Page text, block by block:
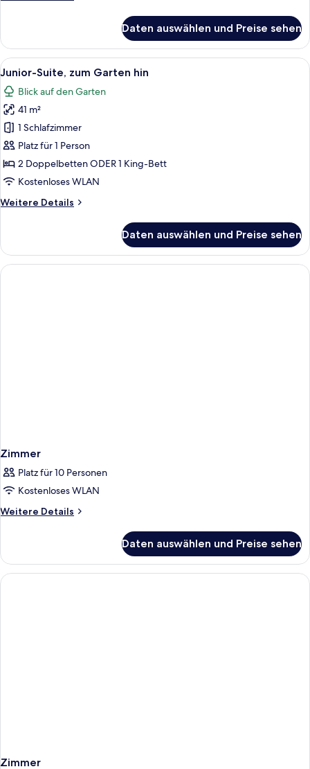
Suite,
zum
Garten
hin
Daten auswählen und Preise sehen
Alle
Fotos
für
Junior-
Suite,
zum
Garten
hin
Ein modernes Hotelzimmer mit Bett,
6
Junior-Suite, zum Garten hin
Blick auf den Garten
41 m²
1 Schlafzimmer
Platz für 1 Person
2 Doppelbetten ODER 1 King-Bett
Kostenloses WLAN
Weitere Details
Weitere
Suite,
zum
Garten
Daten auswählen und Preise sehen
Zimmer
Platz für 10 Personen
Kostenloses WLAN
Weitere Details
Weitere
Daten auswählen und Preise sehen
Zimmer